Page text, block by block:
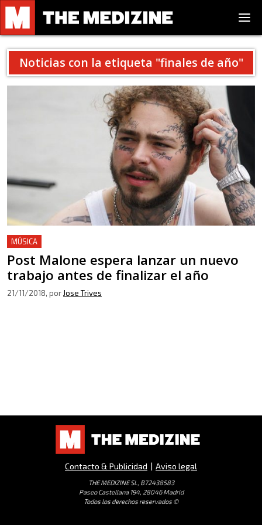
Noticias con la etiqueta "finales de año"
MÚSICA
Post Malone espera lanzar un nuevo
trabajo antes de finalizar el año
21/11/2018, por Jose Trives
Contacto & Publicidad | Aviso legal
THE MEDIZINE SL, B72438583
Paseo Castellana 194, 28046 Madrid
Todos los derechos reservados ©